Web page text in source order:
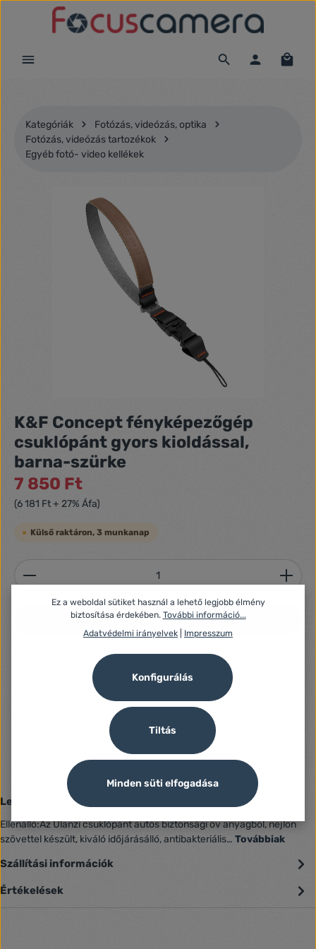
Ugrás a fő tartalomra
Kategóriák
Fotózás, videózás, optika
Fotózás, videózás tartozékok
Egyéb fotó- video kellékek
K&F Concept fényképezőgép
csuklópánt gyors kioldással,
barna-szürke
7 850 Ft
(6 181 Ft + 27% Áfa)
Külső raktáron, 3 munkanap
Termékmennyiség: Adja meg a kívánt
Kosárba
Leírás
Ellenálló:Az Ulanzi csuklópánt autós biztonsági öv anyagból, nejlon
szövettel készült, kiváló időjárásálló, antibakteriális… Továbbiak
Szállítási információk
Értékelések
Ez a weboldal sütiket használ a lehető legjobb élmény
biztosítása érdekében. További információ...
Adatvédelmi irányelvek
Impresszum
Tiltás
Konfigurálás
Minden süti elfogadása